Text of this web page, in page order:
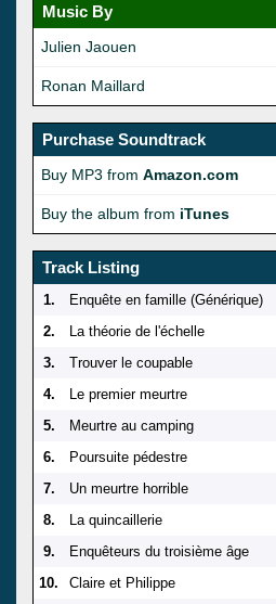
Music By
Julien Jaouen
Ronan Maillard
Purchase Soundtrack
Buy MP3 from Amazon.com
Buy the album from iTunes
Track Listing
1. Enquête en famille (Générique)
2.
La théorie de l'échelle
3.
Trouver le coupable
4.
Le premier meurtre
5.
Meurtre au camping
6.
Poursuite pédestre
7.
Un meurtre horrible
8.
La quincaillerie
9.
Enquêteurs du troisième âge
10.
Claire et Philippe